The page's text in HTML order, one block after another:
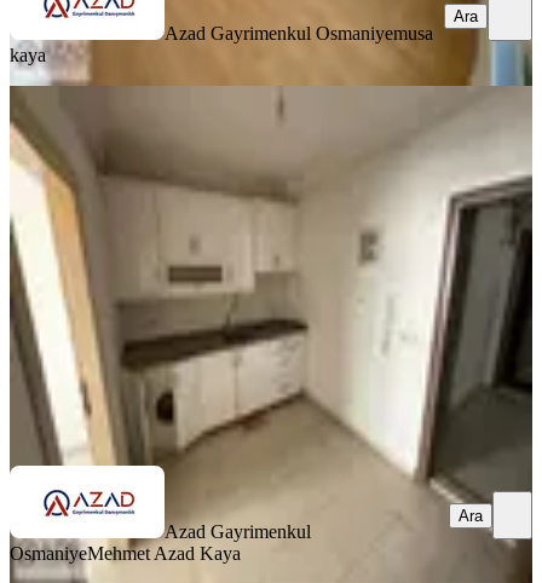
Azad Gayrimenkul Osmaniyemusa
kaya
Ara
Azad- Cafeler Sokağı Civarı Satlık
Merkez, Fakıuşağı Mahallesi
·45 m² 03.07.2026
800.000 ₺
Azad Gayrimenkul Osmaniye Mehmet Azad Kaya
Ara
Azad Gayrimenkul
OsmaniyeMehmet Azad Kaya
Ara